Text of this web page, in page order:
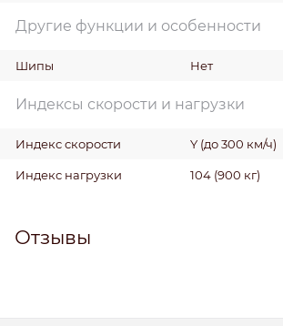
Другие функции и особенности
Шипы Нет
Индексы скорости и нагрузки
Индекс скорости Y (до 300 км/ч)
Индекс нагрузки 104 (900 кг)
Отзывы